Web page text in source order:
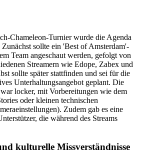
Chameleon-Turnier wurde die Agenda
Zunächst sollte ein 'Best of Amsterdam'-
Team angeschaut werden, gefolgt von
Streamern wie Edope, Zabex und
sollte später stattfinden und sei für die
Unterhaltungsangebot geplant. Die
locker, mit Vorbereitungen wie dem
oder kleinen technischen
Zudem gab es eine
die während des Streams
kulturelle Missverständnisse